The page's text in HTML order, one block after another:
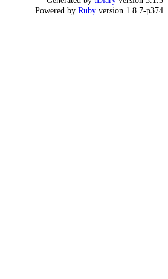
Powered by Ruby version 1.8.7-p374